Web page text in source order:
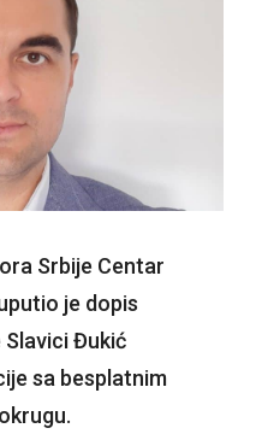
Srbije Centar
je dopis
Đukić
sa besplatnim